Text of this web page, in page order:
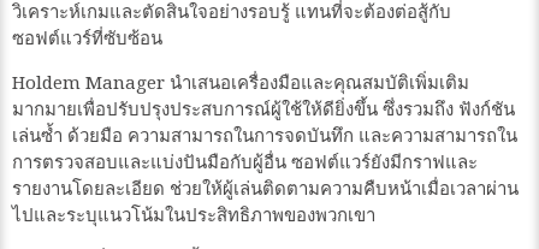
วิเคราะห์เกมและตัดสินใจอย่างรอบรู้ แทนที่จะต้องต่อสู้กับ
ซอฟต์แวร์ที่ซับซ้อน
Holdem Manager นำเสนอเครื่องมือและคุณสมบัติเพิ่มเติม
มากมายเพื่อปรับปรุงประสบการณ์ผู้ใช้ให้ดียิ่งขึ้น ซึ่งรวมถึง ฟังก์ชัน
เล่นซ้ำ ด้วยมือ ความสามารถในการจดบันทึก และความสามารถใน
การตรวจสอบและแบ่งปันมือกับผู้อื่น ซอฟต์แวร์ยังมีกราฟและ
รายงานโดยละเอียด ช่วยให้ผู้เล่นติดตามความคืบหน้าเมื่อเวลาผ่าน
ไปและระบุแนวโน้มในประสิทธิภาพของพวกเขา